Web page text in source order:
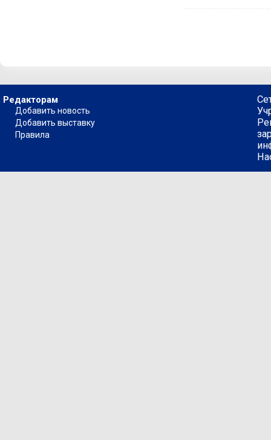
Редакторам
Добавить новость
Добавить выставку
Правила